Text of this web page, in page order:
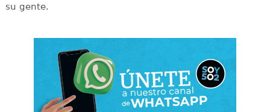
su gente.